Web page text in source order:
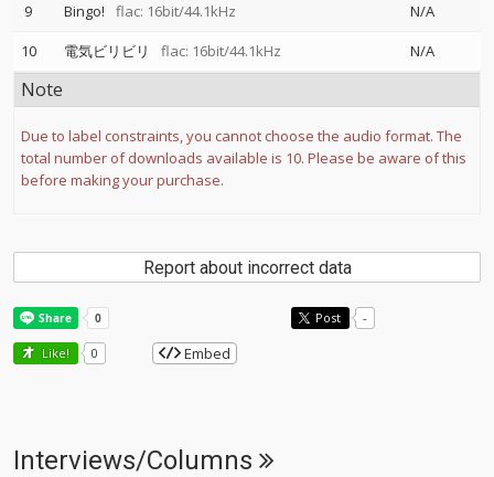
9
Bingo! flac: 16bit/44.1kHz
N/A
10
電気ビリビリ flac: 16bit/44.1kHz N/A
Note
Due to label constraints, you cannot choose the audio format. The
total number of downloads available is 10. Please be aware of this
before making your purchase.
Report about incorrect data
Post -
Like! 0 Embed
Interviews/Columns